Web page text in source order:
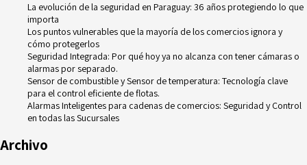
La evolución de la seguridad en Paraguay: 36 años protegiendo lo que
importa
Los puntos vulnerables que la mayoría de los comercios ignora y
cómo protegerlos
Seguridad Integrada: Por qué hoy ya no alcanza con tener cámaras o
alarmas por separado.
Sensor de combustible y Sensor de temperatura: Tecnología clave
para el control eficiente de flotas.
Alarmas Inteligentes para cadenas de comercios: Seguridad y Control
en todas las Sucursales
Archivo